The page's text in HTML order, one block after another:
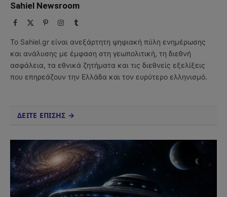
Sahiel Newsroom
Facebook PinterestInstagram
Tumblr
Το Sahiel.gr είναι ανεξάρτητη ψηφιακή πύλη ενημέρωσης
και ανάλυσης με έμφαση στη γεωπολιτική, τη διεθνή
ασφάλεια, τα εθνικά ζητήματα και τις διεθνείς εξελίξεις
που επηρεάζουν την Ελλάδα και τον ευρύτερο ελληνισμό.
ΔΕΙΤΕ ΕΠΙΣΗΣ →